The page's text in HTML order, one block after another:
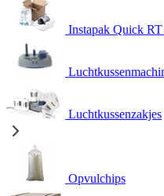
Instapak Quick RT
Luchtkussenzakjes
Opvulchips